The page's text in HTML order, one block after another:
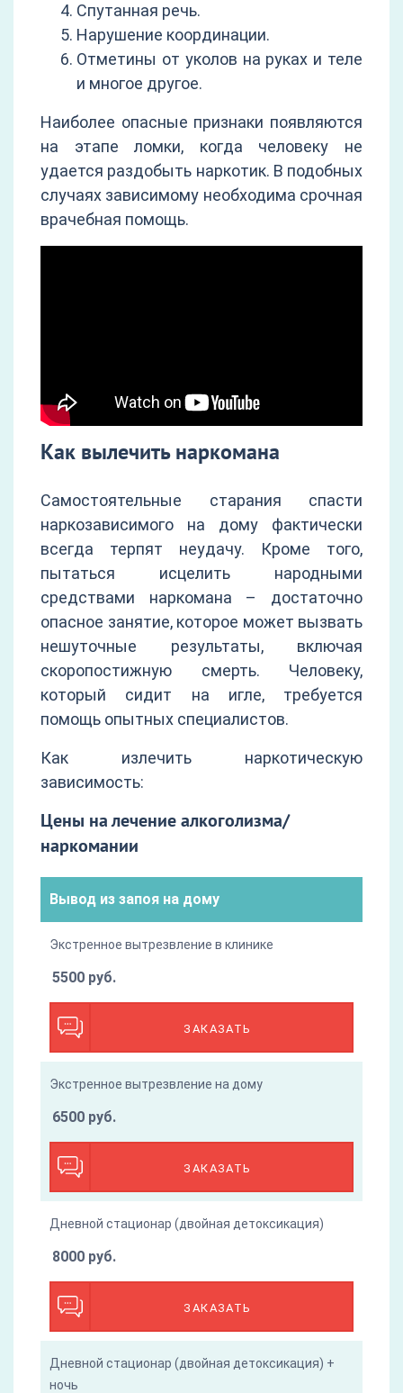
Спутанная речь.
Нарушение координации.
Отметины от уколов на руках и теле
и многое другое.
Наиболее опасные признаки появляются
на этапе ломки, когда человеку не
удается раздобыть наркотик. В подобных
случаях зависимому необходима срочная
врачебная помощь.
Как вылечить наркомана
Самостоятельные старания спасти
наркозависимого на дому фактически
всегда терпят неудачу. Кроме того,
пытаться исцелить народными
средствами наркомана – достаточно
опасное занятие, которое может вызвать
нешуточные результаты, включая
скоропостижную смерть. Человеку,
который сидит на игле, требуется
помощь опытных специалистов.
Как излечить наркотическую
зависимость:
Цены на лечение алкоголизма/
наркомании
Вывод из запоя на дому
Экстренное вытрезвление в клинике
ЗАКАЗАТЬ
5500 руб.
Экстренное вытрезвление на дому
ЗАКАЗАТЬ
6500 руб.
Дневной стационар (двойная детоксикация)
ЗАКАЗАТЬ
8000 руб.
Дневной стационар (двойная детоксикация) +
ночь